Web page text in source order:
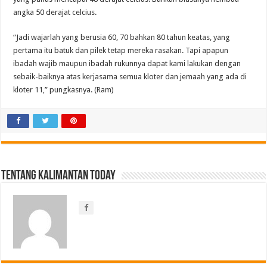
angka 50 derajat celcius.
“Jadi wajarlah yang berusia 60, 70 bahkan 80 tahun keatas, yang
pertama itu batuk dan pilek tetap mereka rasakan. Tapi apapun
ibadah wajib maupun ibadah rukunnya dapat kami lakukan dengan
sebaik-baiknya atas kerjasama semua kloter dan jemaah yang ada di
kloter 11,” pungkasnya. (Ram)
Tentang Kalimantan Today